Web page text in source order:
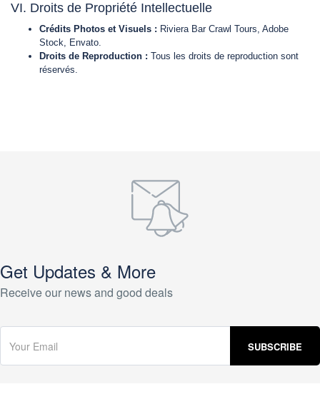
VI. Droits de Propriété Intellectuelle
Crédits Photos et Visuels : Riviera Bar Crawl Tours, Adobe
Stock, Envato.
Droits de Reproduction : Tous les droits de reproduction sont
réservés.
Get Updates & More
Receive our news and good deals